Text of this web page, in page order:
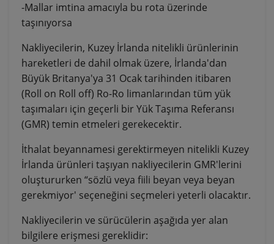
-Mallar imtina amacıyla bu rota üzerinde
taşınıyorsa
Nakliyecilerin, Kuzey İrlanda nitelikli ürünlerinin
hareketleri de dahil olmak üzere, İrlanda'dan
Büyük Britanya'ya 31 Ocak tarihinden itibaren
(Roll on Roll off) Ro-Ro limanlarından tüm yük
taşımaları için geçerli bir Yük Taşıma Referansı
(GMR) temin etmeleri gerekecektir.
İthalat beyannamesi gerektirmeyen nitelikli Kuzey
İrlanda ürünleri taşıyan nakliyecilerin GMR'lerini
oluştururken “sözlü veya fiili beyan veya beyan
gerekmiyor' seçeneğini seçmeleri yeterli olacaktır.
Nakliyecilerin ve sürücülerin aşağıda yer alan
bilgilere erişmesi gereklidir: